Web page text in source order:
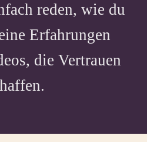
reden, wie du
Erfahrungen
die Vertrauen